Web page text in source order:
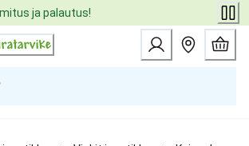
ja palautus!